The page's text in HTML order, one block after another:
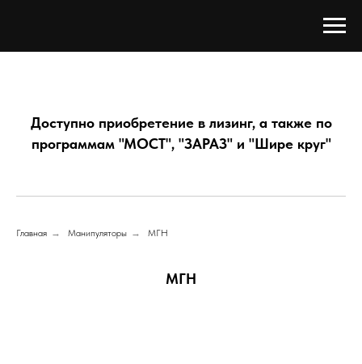
Доступно приобретение в лизинг, а также по
программам "МОСТ", "ЗАРАЗ" и "Шире круг"
Главная → Манипуляторы → МГН
МГН